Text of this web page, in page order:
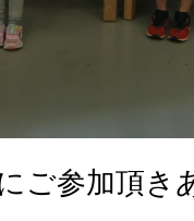
ご参加頂き